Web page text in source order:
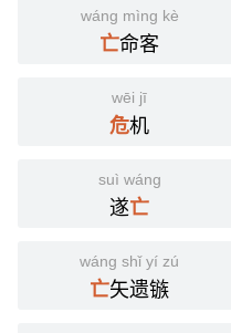
wáng mìng kè
亡命客
wēi jī
危机
suì wáng
遂亡
wáng shǐ yí zú
亡矢遗镞